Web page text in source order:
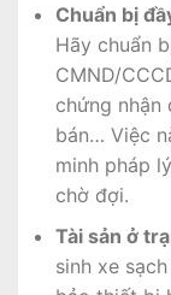
Chuẩn bị
Hãy chuẩn
CMND/
chứng nhận
bán… Việc
minh pháp
chờ đợi.
Tài sản ở
sinh xe